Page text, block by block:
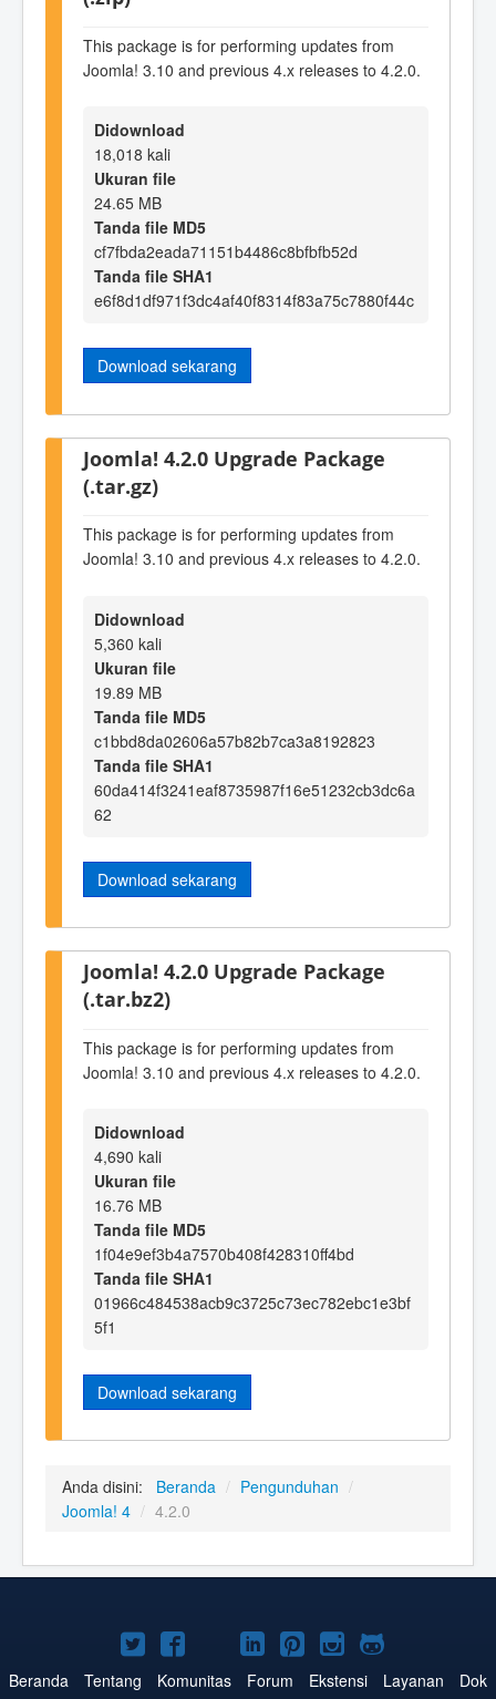
This package is for performing updates from
Joomla! 3.10 and previous 4.x releases to 4.2.0.
Didownload
18,018 kali
Ukuran file
24.65 MB
Tanda file MD5
cf7fbda2eada71151b4486c8bfbfb52d
Tanda file SHA1
e6f8d1df971f3dc4af40f8314f83a75c7880f44c
Download sekarang
Joomla! 4.2.0 Upgrade Package
(.tar.gz)
This package is for performing updates from
Joomla! 3.10 and previous 4.x releases to 4.2.0.
Didownload
5,360 kali
Ukuran file
19.89 MB
Tanda file MD5
c1bbd8da02606a57b82b7ca3a8192823
Tanda file SHA1
60da414f3241eaf8735987f16e51232cb3dc6a
62
Download sekarang
Joomla! 4.2.0 Upgrade Package
(.tar.bz2)
This package is for performing updates from
Joomla! 3.10 and previous 4.x releases to 4.2.0.
Didownload
4,690 kali
Ukuran file
16.76 MB
Tanda file MD5
1f04e9ef3b4a7570b408f428310ff4bd
Tanda file SHA1
01966c484538acb9c3725c73ec782ebc1e3bf
5f1
Download sekarang
Anda disini: Beranda / Pengunduhan /
Joomla! 4 / 4.2.0
Joomla!
di
Joomla!
di
Joomla!
di
Joomla!
di
Joomla!
di
Joomla!
di
Joomla!
di
Beranda Tentang Komunitas Forum Ekstensi Layanan
Dok